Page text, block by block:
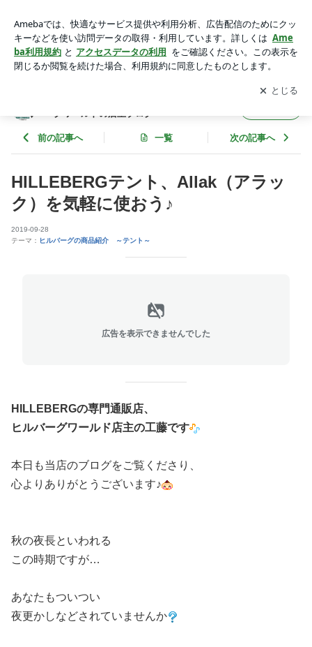
ルバーグ(HILLEBERG) 通販店舗 ヒルバーグワールドの店
主ブログ
アプリをダウンロードして ブログの更新通知
を受け取りまし
ょう。
開く
ーグワールドの店主ブログ
前の記事へ 一覧 次の記事へ
HILLEBERGテント、Allak（アラッ
ク）を気軽に使おう♪
2019-09-28
テーマ： ヒルバーグの商品紹介 ～テント～
広告を表示できませんでした
HILLEBERGの専門通販店、
ヒルバーグワールド店主の工藤です
本日も当店のブログをご覧くださり、
心よりありがとうございます♪
秋の夜長といわれる
この時期ですが…
あなたもついつい
夜更かしなどされていませんか